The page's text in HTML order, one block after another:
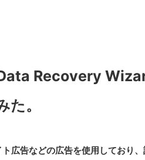
Data Recovery
。
広告などの広告を使用しており